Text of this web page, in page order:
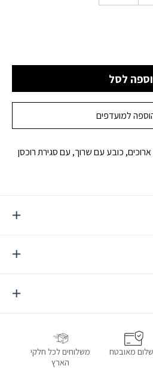
לסל
למועדפים
כובע עם שרוך, עם סגירת רוכסן
מאובטח
משלוחים לכל חלקי
הארץ